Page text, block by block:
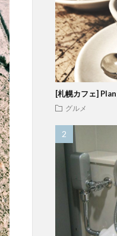
[札幌カフェ]
グルメ